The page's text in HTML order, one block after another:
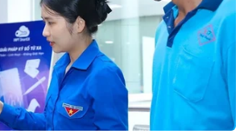
trệ, Đức suy giảm, Italy
trưởng
cho thấy kinh tế Pháp đình trệ